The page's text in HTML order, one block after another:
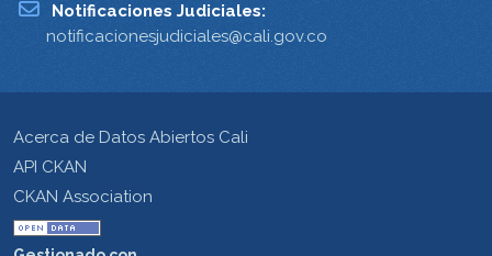
Notificaciones Judiciales:
notificacionesjudiciales@cali.gov.co
Acerca de Datos Abiertos Cali
API CKAN
CKAN Association